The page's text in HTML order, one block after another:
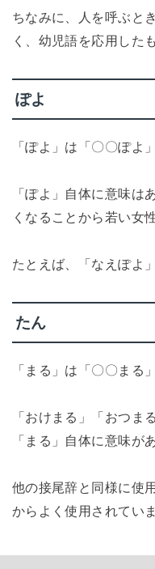
ちなみに、人を呼ぶと
く、幼児語を応用した
ぽよ
「ぽよ」は「〇〇ぽよ
「ぽよ」自体に意味は
くなることから若い女
たとえば、「なえぽよ
たん
「まる」は「〇〇まる
「おけまる」「おつま
「まる」自体に意味が
他の接尾辞と同様に使
からよく使用されていま